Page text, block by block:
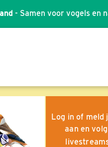
- Samen voor vogels en
Log in of meld
aan en